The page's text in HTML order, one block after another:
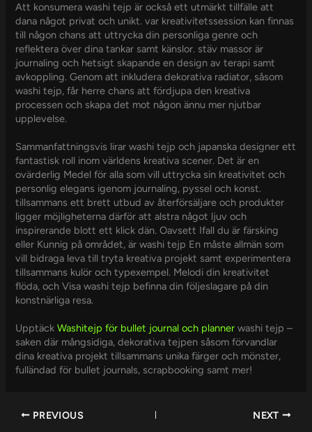
Att konsumera washi tejp är också ett utmärkt tillfälle att
dana något privat och unikt. var kreativitetssession kan finnas
till någon chans att uttrycka din personliga genre och
reflektera över dina tankar samt känslor. stäv massor är
journaling och hetsigt skapande en design av terapi samt
avkoppling. Genom att inkludera dekorativa radiator, såsom
washi tejp, får herre chans att fördjupa den kreativa
processen och skapa det mot någon ännu mer njutbar
upplevelse.
Sammanfattningsvis lirar washi tejp och japanska designer ett
fantastisk roll inom världens kreativa scener. Det är en
ovärderlig Medel för alla som vill uttrycka sin kreativitet och
personlig elegans igenom journaling, pyssel och konst.
tillsammans ett brett utbud av återförsäljare och produkter
ligger möjligheterna därför att alstra något ljuv och
inspirerande blott ett klick dän. Oavsett Ifall du är färsking
eller Kunnig på området, är washi tejp En måste allmän som
vill bidraga leva till tryta kreativa projekt samt experimentera
tillsammans kulör och typexempel. Melodi din kreativitet
flöda, och Visa washi tejp befinna din följeslagare på din
konstnärliga resa.
UpptäckWashitejp för bullet journal och planner washi tejp –
saken där mångsidiga, dekorativa tejpen såsom förvandlar
dina kreativa projekt tillsammans unika färger och mönster,
fulländad för bullet journals, scrapbooking samt mer!
PREVIOUS NEXT